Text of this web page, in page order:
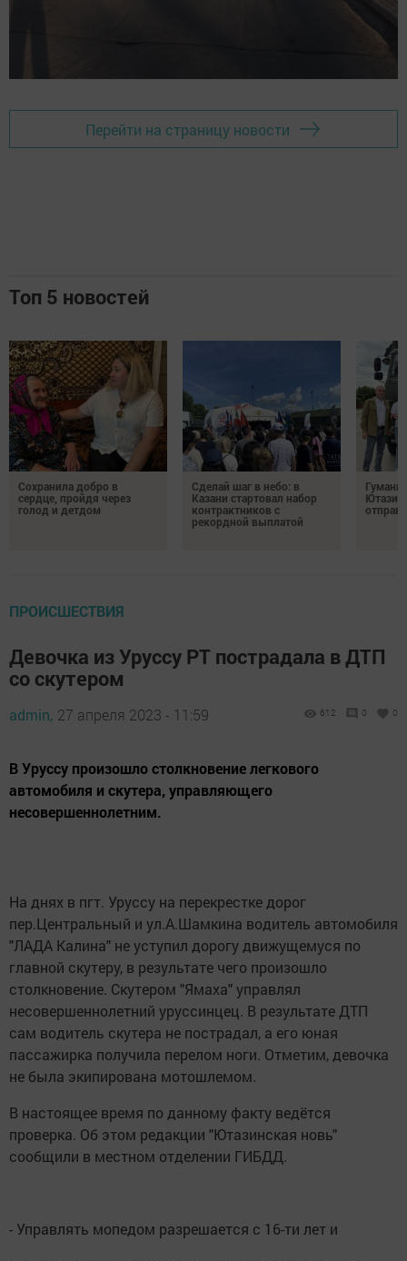
Перейти на страницу новости
Топ 5 новостей
Сохранила добро в
сердце, пройдя через
голод и детдом
Сделай шаг в небо: в
Казани стартовал набор
контрактников с
рекордной выплатой
ПРОИСШЕСТВИЯ
Девочка из Уруссу РТ пострадала в ДТП
со скутером
admin, 27 апреля 2023 - 11:59 612 0 0
В Уруссу произошло столкновение легкового
автомобиля и скутера, управляющего
несовершеннолетним.
На днях в пгт. Уруссу на перекрестке дорог
пер.Центральный и ул.А.Шамкина водитель автомобиля
"ЛАДА Калина" не уступил дорогу движущемуся по
главной скутеру, в результате чего произошло
столкновение. Скутером "Ямаха" управлял
несовершеннолетний уруссинцец. В результате ДТП
сам водитель скутера не пострадал, а его юная
пассажирка получила перелом ноги. Отметим, девочка
не была экипирована мотошлемом.
В настоящее время по данному факту ведётся
проверка. Об этом редакции "Ютазинская новь"
сообщили в местном отделении ГИБДД.
- Управлять мопедом разрешается с 16-ти лет и